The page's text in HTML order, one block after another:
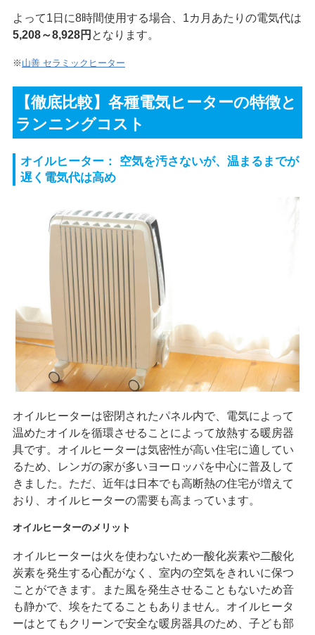
よって1日に8時間使用する場合、1カ月あたりの電気代は
5,208～8,928円 となります。
※ 山善 セラミックヒーター
【徹底比較】各種電気ヒーターの特徴と
ランニングコスト
オイルヒーター： 空気を汚さないが、温まるまでが
遅く電気代は高め
オイルヒーターは密閉されたパネル内で、電気によって
温めたオイルを循環させることによって放熱する暖房器
具です。オイルヒーターは気密性が高い住宅に適してい
るため、レンガの家が多いヨーロッパを中心に普及して
きました。ただ、近年は日本でも高断熱の住宅が増えて
おり、オイルヒーターの需要も高まっています。
オイルヒーターのメリット
オイルヒーターは火を使わないため一酸化炭素や二酸化
炭素を発生する心配がなく、室内の空気をきれいに保つ
ことができます。また風を発生させることもないため音
も静かで、埃をたてることもありません。オイルヒータ
ーはとてもクリーンで安全な暖房器具のため、子ども部